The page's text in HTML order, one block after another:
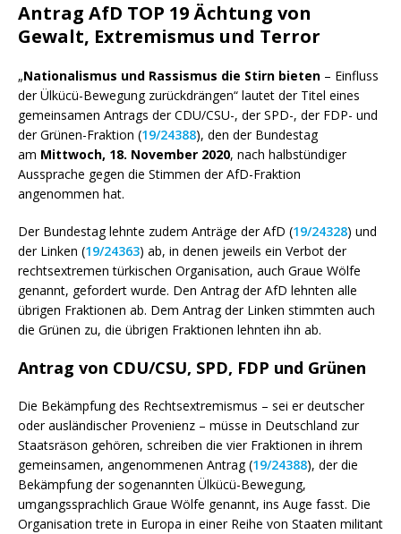
Antrag AfD TOP 19Ächtung von
Gewalt, Extremismus und Terror
„Nationalismus und Rassismus die Stirn bieten – Einfluss
der Ülkücü-Bewegung zurückdrängen“ lautet der Titel eines
gemeinsamen Antrags der CDU/CSU-, der SPD-, der FDP- und
der Grünen-Fraktion (19/24388), den der Bundestag
am Mittwoch, 18. November 2020, nach halbstündiger
Aussprache gegen die Stimmen der AfD-Fraktion
angenommen hat.
Der Bundestag lehnte zudem Anträge der AfD (19/24328) und
der Linken (19/24363) ab, in denen jeweils ein Verbot der
rechtsextremen türkischen Organisation, auch Graue Wölfe
genannt, gefordert wurde. Den Antrag der AfD lehnten alle
übrigen Fraktionen ab. Dem Antrag der Linken stimmten auch
die Grünen zu, die übrigen Fraktionen lehnten ihn ab.
Antrag von CDU/CSU, SPD, FDP und Grünen
Die Bekämpfung des Rechtsextremismus – sei er deutscher
oder ausländischer Provenienz – müsse in Deutschland zur
Staatsräson gehören, schreiben die vier Fraktionen in ihrem
gemeinsamen, angenommenen Antrag (19/24388), der die
Bekämpfung der sogenannten Ülkücü-Bewegung,
umgangssprachlich Graue Wölfe genannt, ins Auge fasst. Die
Organisation trete in Europa in einer Reihe von Staaten militant